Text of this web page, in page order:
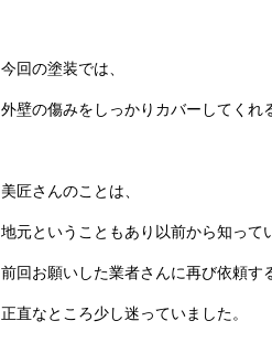
今回の塗装では、
外壁の傷みをしっかりカバーしてくれ
美匠さんのことは、
地元ということもあり以前から知って
前回お願いした業者さんに再び依頼す
正直なところ少し迷っていました。